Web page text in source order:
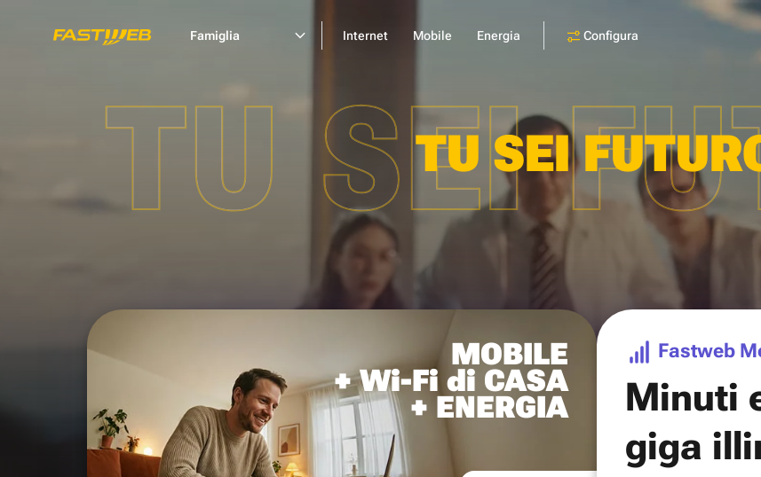
Famiglia Internet Mobile Energia Configura
TU SEI
TU SEI
MOBILE
+ Wi-Fi di CASA
+ ENERGIA
Fastweb
Minuti
giga